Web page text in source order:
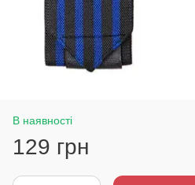
В наявності
129 грн